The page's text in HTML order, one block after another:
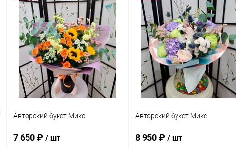
В корзину
Купить в 1 клик Сравнение
В избранное В наличии
В корзину
Купить в 1 клик Сравнение
В избранное В наличии
Авторский букет Микс
7 650 ₽ / шт
Авторский букет Микс
8 950 ₽ / шт